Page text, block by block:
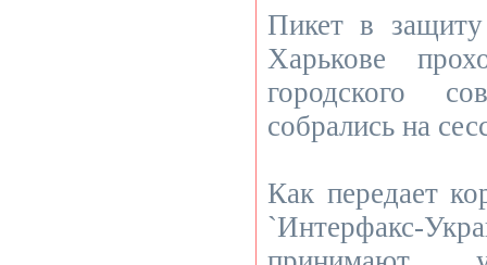
Пикет в
Харькове
городского
собрались на
Как передает
`Интерфакс-